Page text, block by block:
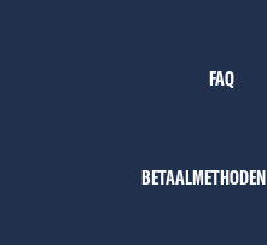
FAQ
BETAALMETHODEN